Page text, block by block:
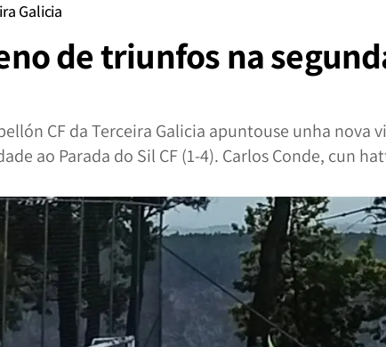
Galicia
de triunfos na
CF da Terceira Galicia apuntouse unha nova
ao Parada do Sil CF (1-4). Carlos Conde, cun